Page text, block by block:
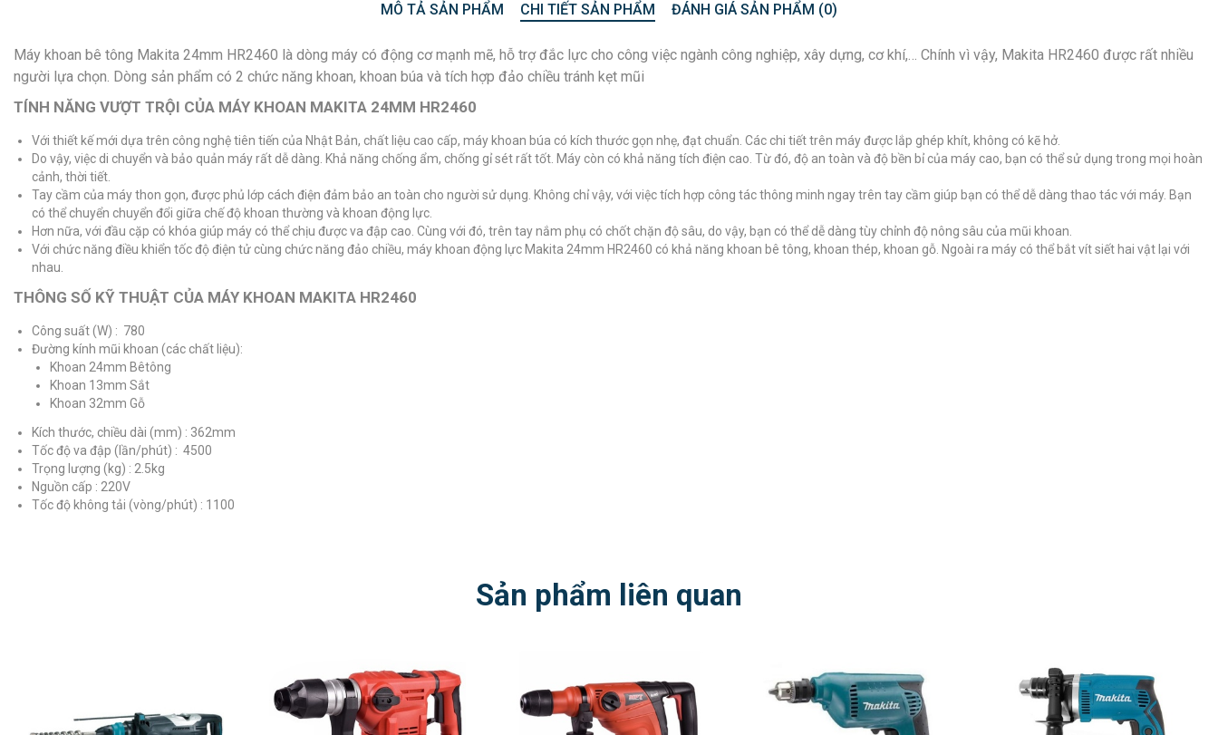
MÔ TẢ SẢN PHẨM CHI TIẾT SẢN PHẨM ĐÁNH GIÁ SẢN PHẨM (0)
Máy khoan bê tông Makita 24mm HR2460 là dòng máy có động cơ mạnh mẽ, hỗ trợ đắc lực cho công việc ngành công nghiệp, xây dựng, cơ khí,… Chính vì vậy, Makita HR2460 được rất nhiều
người lựa chọn. Dòng sản phẩm có 2 chức năng khoan, khoan búa và tích hợp đảo chiều tránh kẹt mũi
TÍNH NĂNG VƯỢT TRỘI CỦA MÁY KHOAN MAKITA 24MM HR2460
Với thiết kế mới dựa trên công nghệ tiên tiến của Nhật Bản, chất liệu cao cấp, máy khoan búa có kích thước gọn nhẹ, đạt chuẩn. Các chi tiết trên máy được lắp ghép khít, không có kẽ hở.
Do vậy, việc di chuyển và bảo quản máy rất dễ dàng. Khả năng chống ẩm, chống gỉ sét rất tốt. Máy còn có khả năng tích điện cao. Từ đó, độ an toàn và độ bền bỉ của máy cao, bạn có thể sử dụng trong mọi hoàn
cảnh, thời tiết.
Tay cầm của máy thon gọn, được phủ lớp cách điện đảm bảo an toàn cho người sử dụng. Không chỉ vậy, với việc tích hợp công tác thông minh ngay trên tay cầm giúp bạn có thể dễ dàng thao tác với máy. Bạn
có thể chuyển chuyển đổi giữa chế độ khoan thường và khoan động lực.
Hơn nữa, với đầu cặp có khóa giúp máy có thể chịu được va đập cao. Cùng với đó, trên tay nắm phụ có chốt chặn độ sâu, do vậy, bạn có thể dễ dàng tùy chỉnh độ nông sâu của mũi khoan.
Với chức năng điều khiển tốc độ điện tử cùng chức năng đảo chiều, máy khoan động lực Makita 24mm HR2460 có khả năng khoan bê tông, khoan thép, khoan gỗ. Ngoài ra máy có thể bắt vít siết hai vật lại với
nhau.
THÔNG SỐ KỸ THUẬT CỦA MÁY KHOAN MAKITA HR2460
Công suất (W) : 780
Đường kính mũi khoan (các chất liệu):
Khoan 24mm Bêtông
Khoan 13mm Sắt
Khoan 32mm Gỗ
Kích thước, chiều dài (mm) : 362mm
Tốc độ va đập (lần/phút) : 4500
Trọng lượng (kg) : 2.5kg
Nguồn cấp : 220V
Tốc độ không tải (vòng/phút) : 1100
Sản phẩm liên quan